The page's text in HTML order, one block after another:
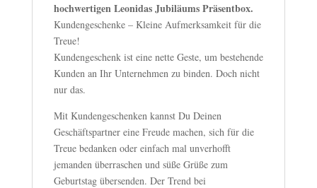
hochwertigen Leonidas Jubiläums Präsentbox.
Kundengeschenke – Kleine Aufmerksamkeit für die
Treue!
Kundengeschenk ist eine nette Geste, um bestehende
Kunden an Ihr Unternehmen zu binden. Doch nicht
nur das.
Mit Kundengeschenken kannst Du Deinen
Geschäftspartner eine Freude machen, sich für die
Treue bedanken oder einfach mal unverhofft
jemanden überraschen und süße Grüße zum
Geburtstag übersenden. Der Trend bei